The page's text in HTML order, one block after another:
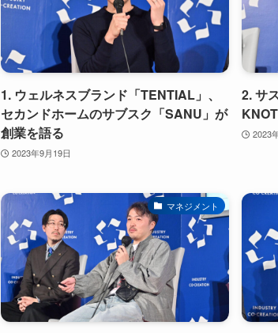
1. ウェルネスブランド「TENTIAL」、
セカンドホームのサブスク「SANU」が
創業を語る
2023年9月19日
2. サ
2023
マネジメント